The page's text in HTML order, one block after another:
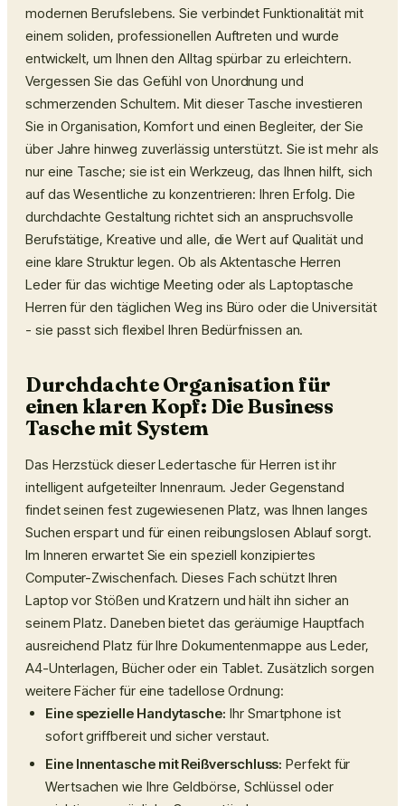
modernen Berufslebens. Sie verbindet Funktionalität mit
einem soliden, professionellen Auftreten und wurde
entwickelt, um Ihnen den Alltag spürbar zu erleichtern.
Vergessen Sie das Gefühl von Unordnung und
schmerzenden Schultern. Mit dieser Tasche investieren
Sie in Organisation, Komfort und einen Begleiter, der Sie
über Jahre hinweg zuverlässig unterstützt. Sie ist mehr als
nur eine Tasche; sie ist ein Werkzeug, das Ihnen hilft, sich
auf das Wesentliche zu konzentrieren: Ihren Erfolg. Die
durchdachte Gestaltung richtet sich an anspruchsvolle
Berufstätige, Kreative und alle, die Wert auf Qualität und
eine klare Struktur legen. Ob als Aktentasche Herren
Leder für das wichtige Meeting oder als Laptoptasche
Herren für den täglichen Weg ins Büro oder die Universität
- sie passt sich flexibel Ihren Bedürfnissen an.
Durchdachte Organisation für
einen klaren Kopf: Die Business
Tasche mit System
Das Herzstück dieser Ledertasche für Herren ist ihr
intelligent aufgeteilter Innenraum. Jeder Gegenstand
findet seinen fest zugewiesenen Platz, was Ihnen langes
Suchen erspart und für einen reibungslosen Ablauf sorgt.
Im Inneren erwartet Sie ein speziell konzipiertes
Computer-Zwischenfach. Dieses Fach schützt Ihren
Laptop vor Stößen und Kratzern und hält ihn sicher an
seinem Platz. Daneben bietet das geräumige Hauptfach
ausreichend Platz für Ihre Dokumentenmappe aus Leder,
A4-Unterlagen, Bücher oder ein Tablet. Zusätzlich sorgen
weitere Fächer für eine tadellose Ordnung:
Eine spezielle Handytasche: Ihr Smartphone ist
sofort griffbereit und sicher verstaut.
Eine Innentasche mit Reißverschluss: Perfekt für
Wertsachen wie Ihre Geldbörse, Schlüssel oder